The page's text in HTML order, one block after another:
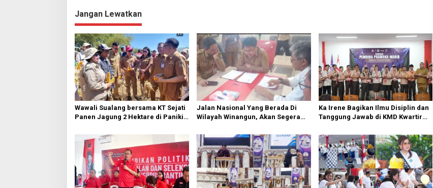
Jangan Lewatkan
Wawali Sualang bersama KT Sejati
Panen Jagung 2 Hektare di Paniki
Jalan Nasional Yang Berada Di
Wilayah Winangun, Akan Segera
Ka Irene Bagikan Ilmu Disiplin dan
Tanggung Jawab di KMD Kwartir